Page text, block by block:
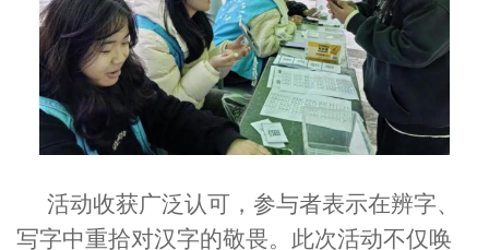
活动收获广泛认可，参与者表示在辨字、
写字中重拾对汉字的敬畏。此次活动不仅唤